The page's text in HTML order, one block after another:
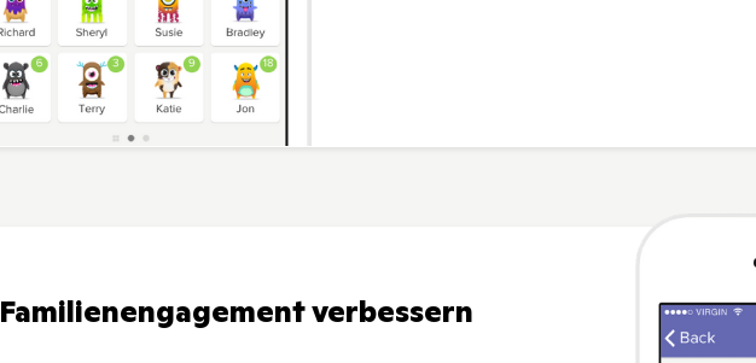
Familienengagement verbessern